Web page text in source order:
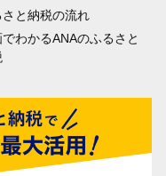
さと納税の流れ
わかるANAのふるさと